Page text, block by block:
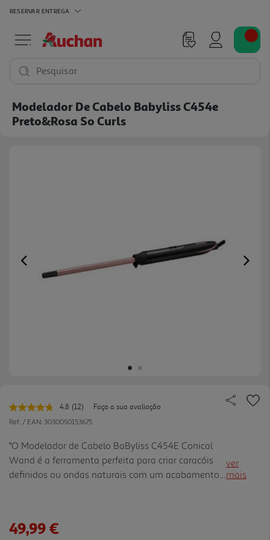
RESERVAR ENTREGA
Pesquisar
Modelador De Cabelo Babyliss C454e
Preto&rosa So Curls
Previous
4.8 Leu
12
Link
para
a
mesma
página.
(12)
Faça a sua avaliação
Ref. / EAN: 3030050153675
"O Modelador de Cabelo BaByliss C454E Conical
Wand é a ferramenta perfeita para criar caracóis
definidos ou ondas naturais com um acabamento
todos os tipos de cabelo, inclusive os mais
ver
mais
49,99 €